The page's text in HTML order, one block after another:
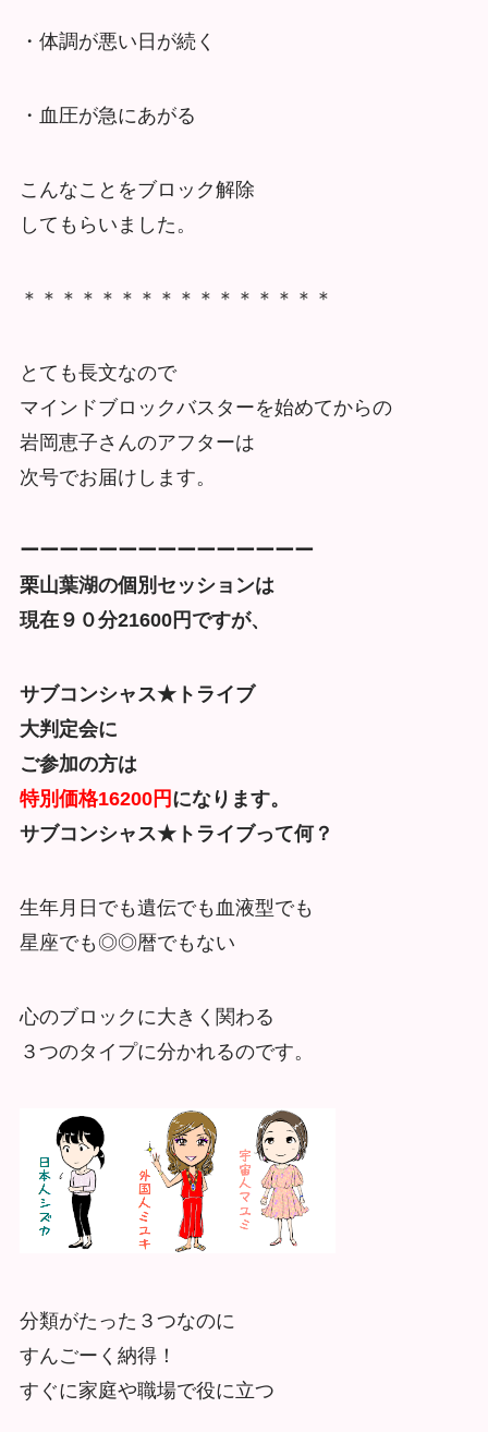
・体調が悪い日が続く
・血圧が急にあがる
こんなことをブロック解除
してもらいました。
＊＊＊＊＊＊＊＊＊＊＊＊＊＊＊＊
とても長文なので
マインドブロックバスターを始めてからの
岩岡恵子さんのアフターは
次号でお届けします。
ーーーーーーーーーーーーーーー
栗山葉湖の個別セッションは
現在９０分21600円ですが、
サブコンシャス★トライブ
大判定会に
ご参加の方は
特別価格16200円 になります。
サブコンシャス★トライブって何？
生年月日でも遺伝でも血液型でも
星座でも◎◎暦でもない
心のブロックに大きく関わる
３つのタイプに分かれるのです。
分類がたった３つなのに
すんごーく納得！
すぐに家庭や職場で役に立つ